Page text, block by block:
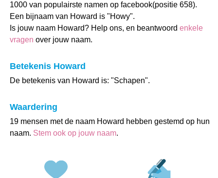
1000 van populairste namen op facebook(positie 658).
Een bijnaam van Howard is "Howy".
Is jouw naam Howard? Help ons, en beantwoord enkele
vragen over jouw naam.
Betekenis Howard
De betekenis van Howard is: "Schapen".
Waardering
19 mensen met de naam Howard hebben gestemd op hun
naam. Stem ook op jouw naam.